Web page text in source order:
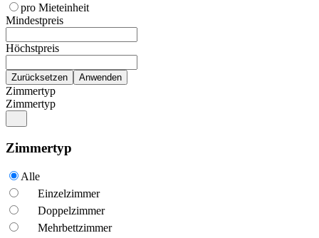
pro Mieteinheit
Mindestpreis
Höchstpreis
Zimmertyp
Zimmertyp
Zimmertyp
Alle
Einzelzimmer
Doppelzimmer
Mehrbettzimmer